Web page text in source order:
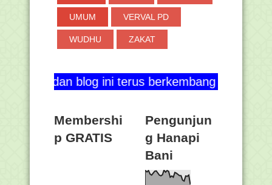
UMUM VERVAL PD
WUDHU ZAKAT
blog ini terus berkembang serta berguna
Membershi
p GRATIS
Pengunjun
g Hanapi
Bani